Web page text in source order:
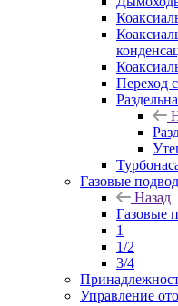
Переход
Газовые
Назад
Газовые
1
1/2
3/4
Управление